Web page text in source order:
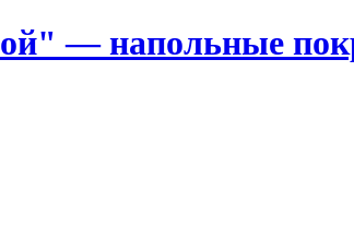
— напольные